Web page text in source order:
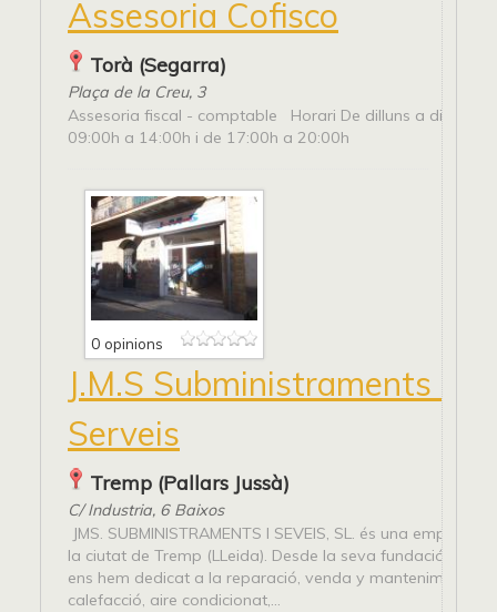
Assesoria Cofisco
Torà (Segarra)
Plaça de la Creu, 3
Assesoria fiscal - comptable Horari De dilluns a
09:00h a 14:00h i de 17:00h a 20:00h
0 opinions
J.M.S Subministraments i
Serveis
Tremp (Pallars Jussà)
C/ Industria, 6 Baixos
JMS. SUBMINISTRAMENTS I SEVEIS, SL. és una empresa
la ciutat de Tremp (LLeida). Desde la seva fundació, a
ens hem dedicat a la reparació, venda y manteniment de
calefacció, aire condicionat,...